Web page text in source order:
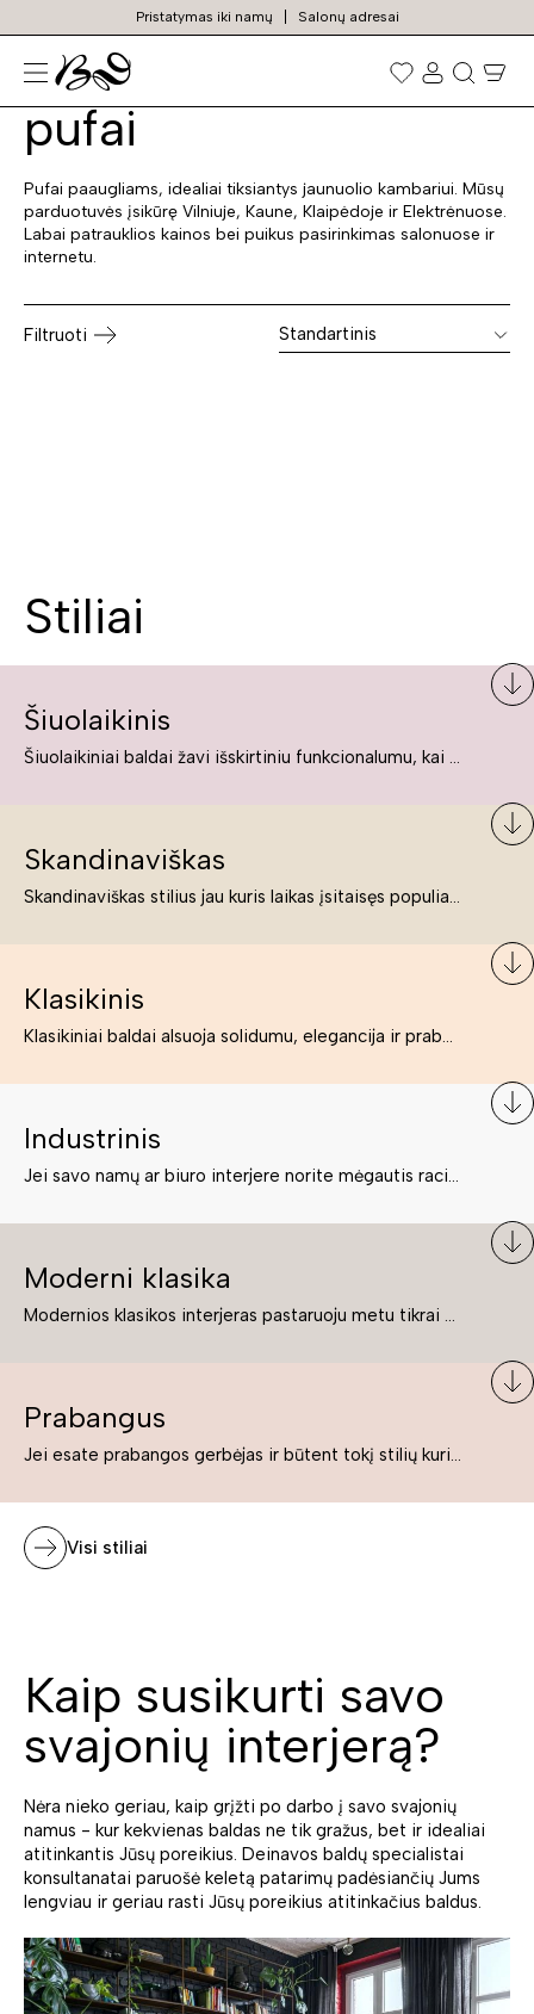
Pristatymas iki namų Salonų adresai
Prekių
paieška
Paauglių / jaunuolių
pufai
Pufai paaugliams, idealiai tiksiantys jaunuolio kambariui. Mūsų
parduotuvės įsikūrę Vilniuje, Kaune, Klaipėdoje ir Elektrėnuose.
Labai patrauklios kainos bei puikus pasirinkimas salonuose ir
internetu.
Filtruoti Standartinis
Stiliai
Šiuolaikinis
Šiuolaikiniai baldai žavi išskirtiniu funkcionalumu, kai kurie jų pelnytai net pavadinami meno kūriniais, nes jie tikrai yra išskirtiniai, originalūs ir puikiai atliepiantys į šiuolaikinių žmonių poreikius bei gyvenimo būdo ypatumus.
Skandinaviškas
Skandinaviškas stilius jau kuris laikas įsitaisęs populiariausiųjų sąraše. Namai, butai labai dažnai įrengiami remiantis būtent šio stiliaus ypatumais. Dėl švelnių spalvų, praktiškumo ir estetikos jis masina tuos, kurie neabejingi šviesiem ar neutralių spalvų koloritui, paprastumui, funkcionalumui, natūralumui ir stilingai estetikai. Platų skandinaviškų baldų spektrą rasite „Deinavos baldų“ asortimente.
Klasikinis
Klasikiniai baldai alsuoja solidumu, elegancija ir prabanga. Paprastai jie būna masyvūs, kuria didybės įspūdį. Neabejotinai jie bus geriausias pasirinkimas estetiškam ir rafinuotam klasikiniam namų interjerui. Kartais klasikiniai baldai traktuojami kaip senoviniai, bet tai ne tiesa – klasika yra stilius, neišsemiama elegancija ir rafinuotumas.
Industrinis
Jei savo namų ar biuro interjere norite mėgautis racionaliai išnaudotomis erdvėmis, funkcionalumu ir esate neabejingi tamsesniam koloritui bei praktiškiems sprendimams, tuomet industrinis stilius bus būtent tai, ko Jums reikia. O industrinio stiliaus baldus išsirinksite mūsų asortimente.
Moderni klasika
Modernios klasikos interjeras pastaruoju metu tikrai yra „ant bangos“. Tie, kurie nenori pernelyg nutolti nuo klasikos, bet drauge žavisi šiuolaikiškais sprendimais, su malonumu savo namuose kuria klasikos ir modernaus interjero tandemą – elegantišką, subtilų ir žavingą.
Prabangus
Jei esate prabangos gerbėjas ir būtent tokį stilių kuriate savo namuose ar biure, tuomet solidūs, prabangūs baldai nepriekaištingai įsilies į Jūsų kuriamą interjerą.
Visi stiliai
Kaip susikurti savo
svajonių interjerą?
Nėra nieko geriau, kaip grįžti po darbo į savo svajonių
namus - kur kekvienas baldas ne tik gražus, bet ir idealiai
atitinkantis Jūsų poreikius. Deinavos baldų specialistai
konsultanatai paruošė keletą patarimų padėsiančių Jums
lengviau ir geriau rasti Jūsų poreikius atitinkačius baldus.